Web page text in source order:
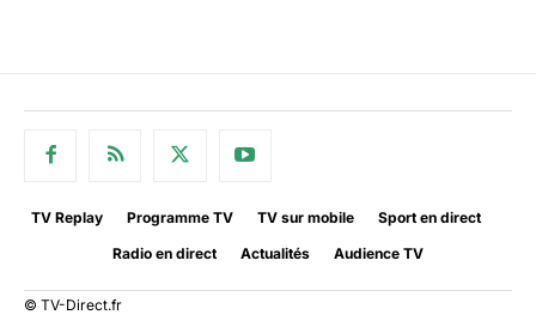
TV Replay Programme TV TV sur mobile
Sport en direct
Radio en direct
Actualités Audience TV
© TV-Direct.fr